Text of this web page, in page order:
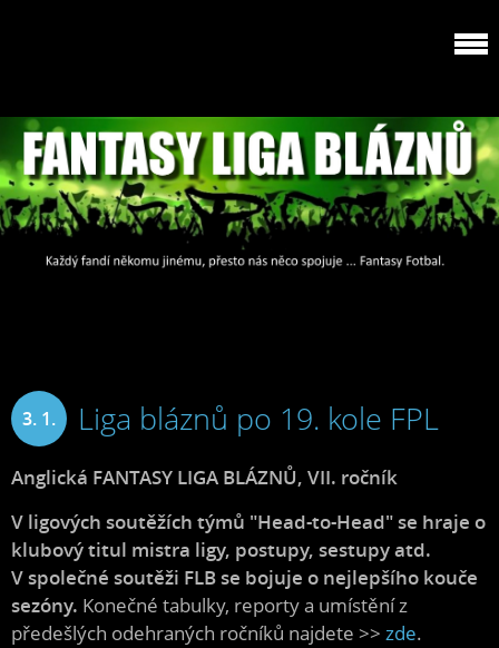
3. 1.
2025
Liga bláznů po 19. kole FPL
Anglická FANTASY LIGA BLÁZNŮ, VII. ročník
V ligových soutěžích týmů "Head-to-Head" se hraje o
klubový titul mistra ligy, postupy, sestupy atd.
Vspolečné soutěži FLB se bojuje o nejlepšího kouče
sezóny. Konečné tabulky, reporty a umístění z
předešlých odehraných ročníků najdete >> zde.